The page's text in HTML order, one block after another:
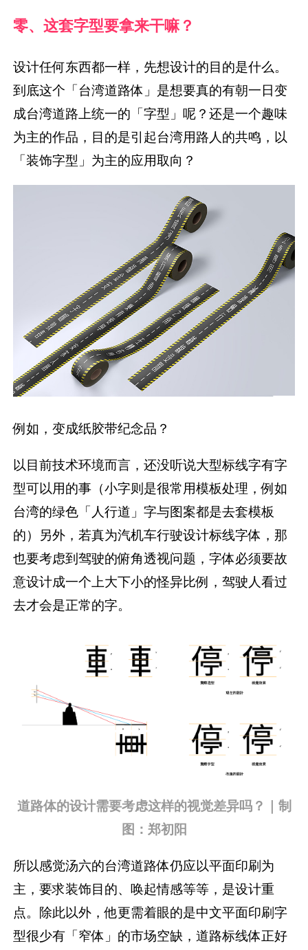
零、这套字型要拿来干嘛？
设计任何东西都一样，先想设计的目的是什么。
到底这个「台湾道路体」是想要真的有朝一日变
成台湾道路上统一的「字型」呢？还是一个趣味
为主的作品，目的是引起台湾用路人的共鸣，以
「装饰字型」为主的应用取向？
例如，变成纸胶带纪念品？
以目前技术环境而言，还没听说大型标线字有字
型可以用的事（小字则是很常用模板处理，例如
台湾的绿色「人行道」字与图案都是去套模板
的）另外，若真为汽机车行驶设计标线字体，那
也要考虑到驾驶的俯角透视问题，字体必须要故
意设计成一个上大下小的怪异比例，驾驶人看过
去才会是正常的字。
道路体的设计需要考虑这样的视觉差异吗？｜制
图：郑初阳
所以感觉汤六的台湾道路体仍应以平面印刷为
主，要求装饰目的、唤起情感等等，是设计重
点。除此以外，他更需着眼的是中文平面印刷字
型很少有「窄体」的市场空缺，道路标线体正好